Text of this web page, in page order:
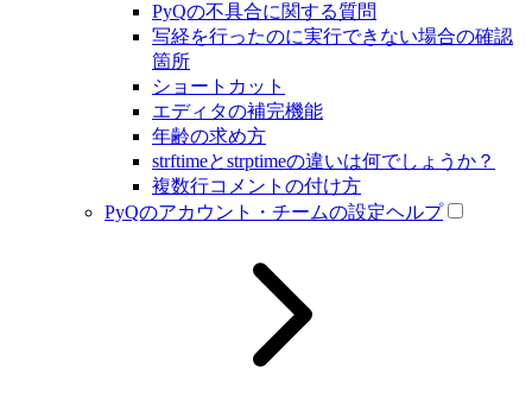
PyQの不具合に関する質問
写経を行ったのに実行できない場合の確認
箇所
ショートカット
エディタの補完機能
年齢の求め方
strftimeとstrptimeの違いは何でしょうか？
複数行コメントの付け方
PyQのアカウント・チームの設定ヘルプ